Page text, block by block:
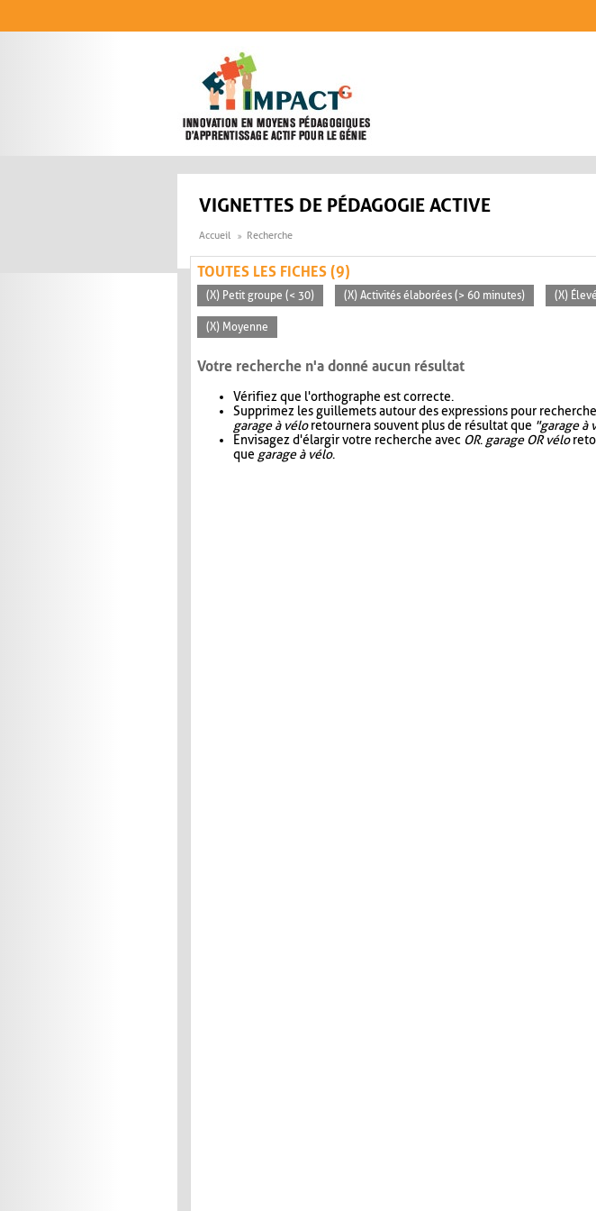
VIGNETTES DE PÉDAGOGIE ACTIVE
Accueil Recherche
TOUTES LES FICHES (9)
(X) Petit groupe (< 30) (X) Activités élaborées (> 60 minutes) (X)
(X) Moyenne
Votre recherche n'a donné aucun résultat
Vérifiez que l'orthographe est correcte.
Supprimez les guillemets autour des expressions pour
garage à véloretournera souvent plus de résultat que "garage à
Envisagez d'élargir votre recherche avec OR. garage OR vélo
que garage à vélo.